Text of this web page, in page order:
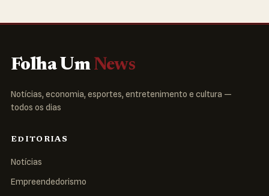
Folha Um News
Notícias, economia, esportes, entretenimento e cultura —
todos os dias
EDITORIAS
Notícias
Empreendedorismo